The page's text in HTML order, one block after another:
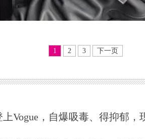
1 2 3 下一页
上Vogue，自爆吸毒、得抑郁